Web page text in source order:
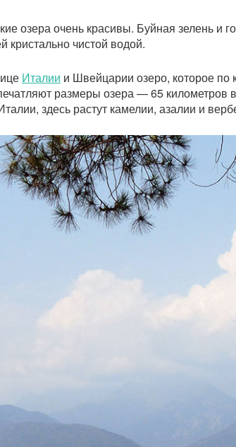
озера очень красивы. Буйная зелень
кристально чистой водой.
Италии и Швейцарии озеро, которое по
размеры озера — 65 километров
здесь растут камелии, азалии и